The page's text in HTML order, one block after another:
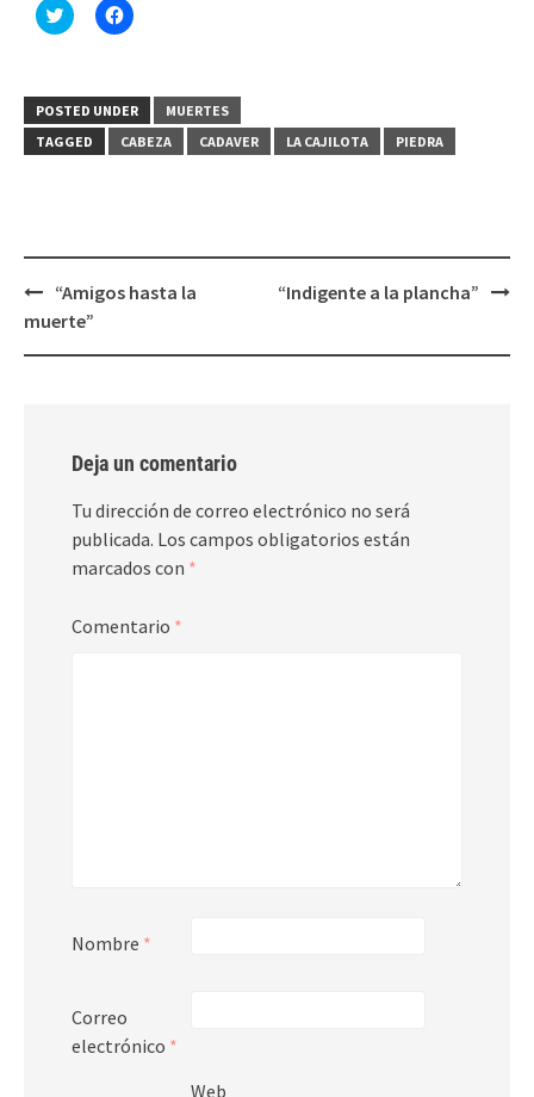
Haz
clic
(Se
abre
en
una
Haz
clic
(Se
abre
en
una
POSTED UNDER
MUERTES
TAGGED
CABEZA CADAVER LA CAJILOTA PIEDRA
Post
navigation
“Amigos hasta la
muerte”
“Indigente a la plancha”
Deja un comentario
Tu dirección de correo electrónico no será
publicada. Los campos obligatorios están
marcados con *
Comentario *
Nombre *
Correo
electrónico *
Web